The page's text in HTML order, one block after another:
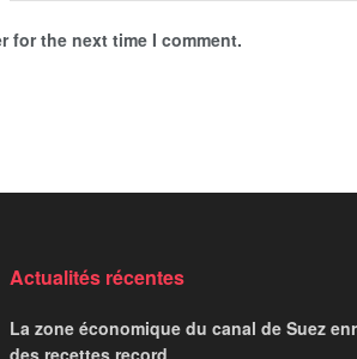
for the next time I comment.